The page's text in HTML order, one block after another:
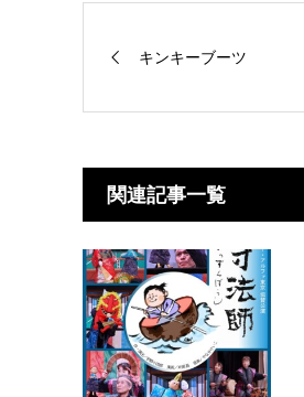
キンキーブーツ
関連記事一覧